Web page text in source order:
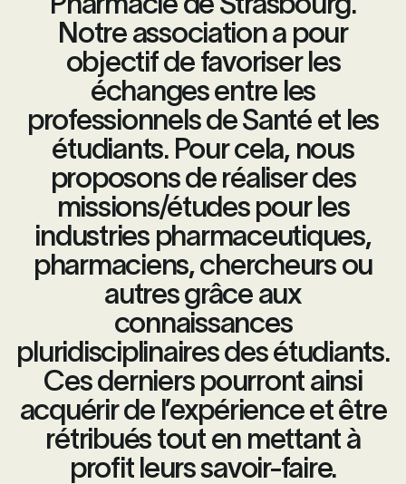
Notre association a pour
objectif de favoriser les
échanges entre les
professionnels de Santé et les
étudiants. Pour cela, nous
proposons de réaliser des
missions/études pour les
industries pharmaceutiques,
pharmaciens, chercheurs ou
autres grâce aux
connaissances
pluridisciplinaires des étudiants.
Ces derniers pourront ainsi
acquérir de l’expérience et être
rétribués tout en mettant à
profit leurs savoir-faire.